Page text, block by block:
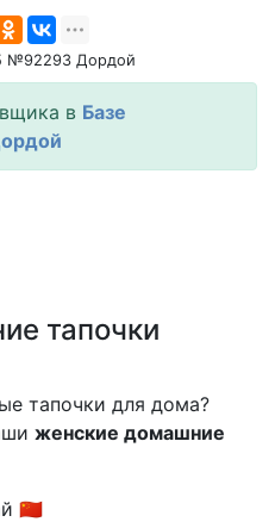
№92293 Дордой
в Базе
тапочки
тапочки для дома?
женские домашние
🇨🇳